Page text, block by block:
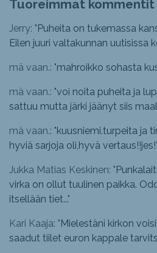
Tuoreimmat kommentit
Jerry: "Puheita on tukemassa
Eilen juuri valtakunnan uutisissa
mä vaan.: "mahroikko sohasta
mä vaan.: "voi noita puheita ja
sattuu mutta järki jäänyt siis
mä vaan.: "kuusniemi.turpeita ja
hyviä sarjoja oli,hyvä vertaus!!jes!"
Jukka Matias Keskinen: "
virka on ollut tuulinen paikka.
itsellään tiet..."
Kari Kaaja: "Mielestäni kirkon
saadut tiilet euron kappale